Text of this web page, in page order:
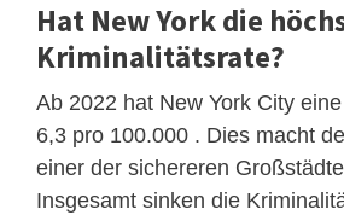
Hat New York die
Kriminalitätsrate?
Ab 2022 hat New York City
6,3 pro 100.000 . Dies macht
einer der sichereren
Insgesamt sinken die